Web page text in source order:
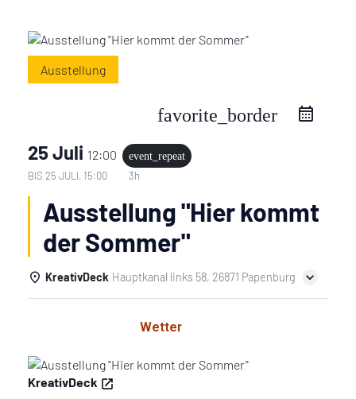
Ausstellung
favorite_border
25 Juli 12:00
event_repeat
BIS 25 JULI, 15:00 3h
Ausstellung "Hier kommt
der Sommer"
KreativDeck Hauptkanal links 58, 26871 Papenburg
Wetter
KreativDeck